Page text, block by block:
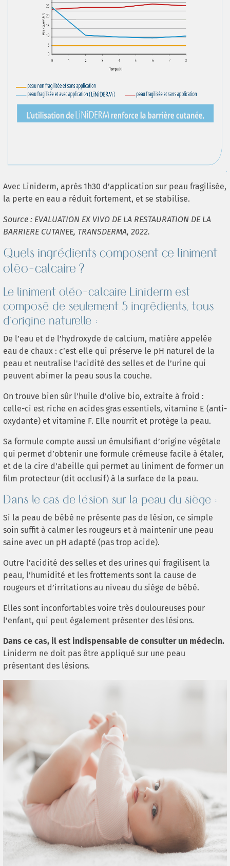
Avec Liniderm, après 1h30 d’application sur peau fragilisée,
la perte en eau a réduit fortement, et se stabilise.
Source : EVALUATION EX VIVO DE LA RESTAURATION DE LA
BARRIERE CUTANEE, TRANSDERMA, 2022.
Quels ingrédients composent ce liniment
oléo-calcaire ?
Le liniment oléo-calcaire Liniderm est
composé de seulement 5 ingrédients, tous
d'origine naturelle :
De l’eau et de l’hydroxyde de calcium, matière appelée
eau de chaux : c’est elle qui préserve le pH naturel de la
peau et neutralise l'acidité des selles et de l’urine qui
peuvent abimer la peau sous la couche.
On trouve bien sûr l’huile d’olive bio, extraite à froid :
celle-ci est riche en acides gras essentiels, vitamine E (anti-
oxydante) et vitamine F. Elle nourrit et protège la peau.
Sa formule compte aussi un émulsifiant d’origine végétale
qui permet d’obtenir une formule crémeuse facile à étaler,
et de la cire d’abeille qui permet au liniment de former un
film protecteur (dit occlusif) à la surface de la peau.
Dans le cas de lésion sur la peau du siège :
Si la peau de bébé ne présente pas de lésion, ce simple
soin suffit à calmer les rougeurs et à maintenir une peau
saine avec un pH adapté (pas trop acide).
Outre l’acidité des selles et des urines qui fragilisent la
peau, l’humidité et les frottements sont la cause de
rougeurs et d’irritations au niveau du siège de bébé.
Elles sont inconfortables voire très douloureuses pour
l'enfant, qui peut également présenter des lésions.
Dans ce cas, il est indispensable de consulter un médecin.
Liniderm ne doit pas être appliqué sur une peau
présentant des lésions.
NOUVELLE SELECTION DE
PRODUITS COFFRET JEUNE MAMAN